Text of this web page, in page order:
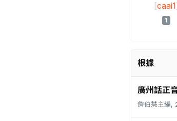
[caai1]
1
根據
廣州話正
詹伯慧主編,